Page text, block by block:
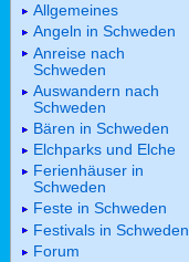
Allgemeines
Angeln in Schweden
Anreise nach
Schweden
Auswandern nach
Schweden
Bären in Schweden
Elchparks und Elche
Ferienhäuser in
Schweden
Feste in Schweden
Festivals in Schweden
Forum